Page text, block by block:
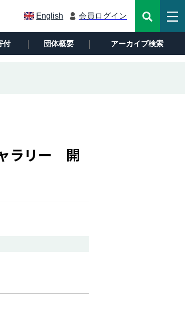
English 会員ログイン
付 団体概要 アーカイブ検索
ラリー 開